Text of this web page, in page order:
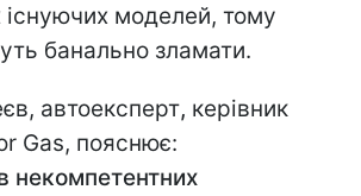
існуючих моделей, тому
банально зламати.
автоексперт, керівник
Gas, пояснює:
некомпетентних